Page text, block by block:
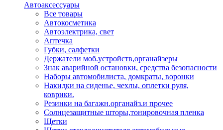
Автоаксессуары
Все товары
Автокосметика
Автоэлектрика, свет
Аптечка
Губки, салфетки
Держатели моб.устройств,органайзеры
Знак аварийной остановки, средства безопасности
Наборы автомобилиста, домкраты, воронки
Накидки на сиденье, чехлы, оплетки руля,
коврики.
Резинки на багажн.органайз.и прочее
Солнцезащитные шторы,тонировочная пленка
Щетки